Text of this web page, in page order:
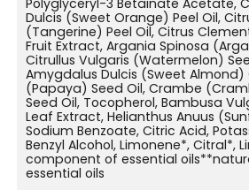
Dulcis (Sweet Orange) Peel Oil,
(Tangerine) Peel Oil, Citrus
Fruit Extract, Argania Spinosa
Citrullus Vulgaris (Watermelon)
Amygdalus Dulcis (Sweet Almond)
(Papaya) Seed Oil, Crambe
Seed Oil, Tocopherol, Bambusa
Leaf Extract, Helianthus Anuus
Sodium Benzoate, Citric Acid,
Benzyl Alcohol, Limonene*, Citral*,
component of essential
essential oils